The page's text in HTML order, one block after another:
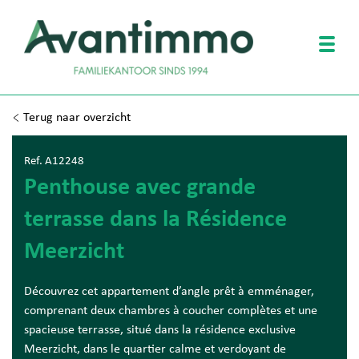
Terug naar overzicht
Ref. A12248
Penthouse avec grande
terrasse dans la Résidence
Meerzicht
Découvrez cet appartement d’angle prêt à emménager,
comprenant deux chambres à coucher complètes et une
spacieuse terrasse, situé dans la résidence exclusive
Meerzicht, dans le quartier calme et verdoyant de